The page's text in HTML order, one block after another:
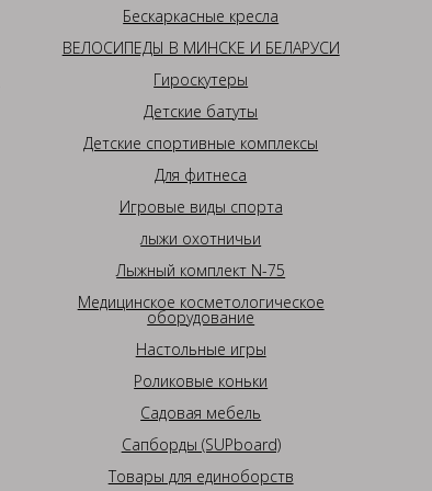
Бескаркасные кресла
ВЕЛОСИПЕДЫ В МИНСКЕ И БЕЛАРУСИ
Гироскутеры
Детские батуты
Детские спортивные комплексы
Для фитнеса
Игровые виды спорта
лыжи охотничьи
Лыжный комплект N-75
Медицинское косметологическое
оборудование
Настольные игры
Роликовые коньки
Садовая мебель
Сапборды (SUPboard)
Товары для единоборств